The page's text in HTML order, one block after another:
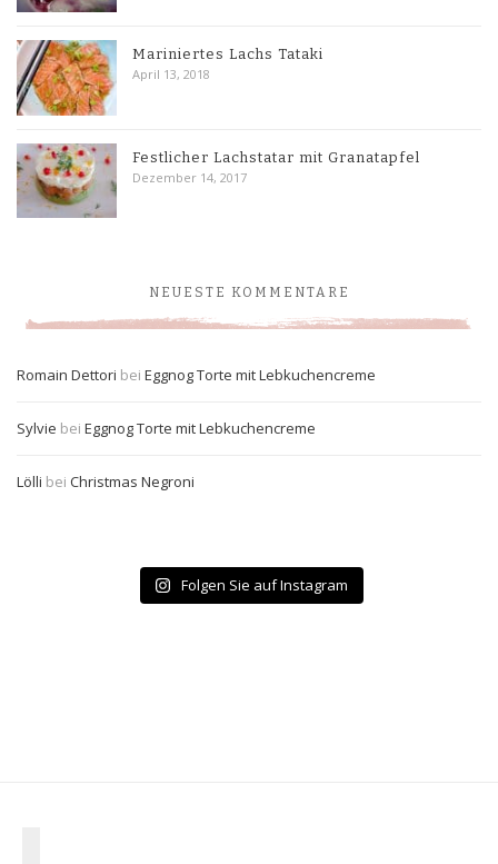
Mariniertes Lachs Tataki
April 13, 2018
Festlicher Lachstatar mit Granatapfel
Dezember 14, 2017
NEUESTE KOMMENTARE
Romain Dettori bei Eggnog Torte mit Lebkuchencreme
Sylvie bei Eggnog Torte mit Lebkuchencreme
Lölli bei Christmas Negroni
Folgen Sie auf Instagram